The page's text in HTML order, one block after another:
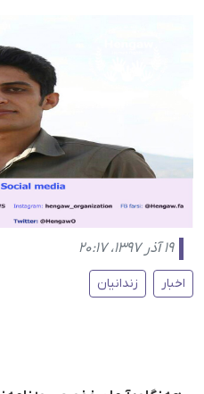
۱۹ آذر ۱۳۹۷، ۲۰:۱۷
اخبار زندانیان